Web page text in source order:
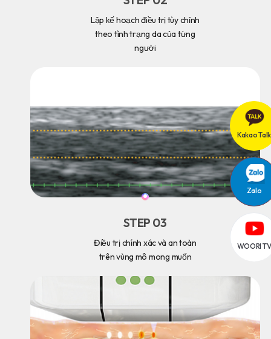
Lập kế hoạch điều trị tùy chỉnh
theo tình trạng da của từng
người
STEP 03
Điều trị chính xác và an toàn
trên vùng mô mong muốn
Kakao Talk
Zalo
WOORI TV